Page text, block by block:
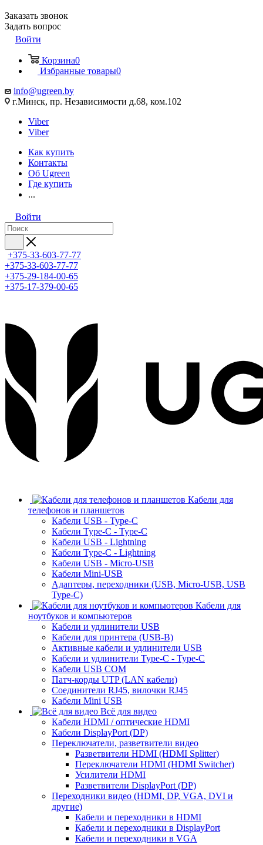
Заказать звонок
Задать вопрос
Войти
Корзина0
Избранные товары0
info@ugreen.by
г.Минск, пр. Независимости д.68, ком.102
Viber
Viber
Как купить
Контакты
Об Ugreen
Где купить
...
Войти
+375-33-603-77-77
+375-33-603-77-77
+375-29-184-00-65
+375-17-379-00-65
Кабели для
телефонов и планшетов
Кабели USB - Type-C
Кабели Type-C - Type-C
Кабели USB - Lightning
Кабели Type-C - Lightning
Кабели USB - Micro-USB
Кабели Mini-USB
Адаптеры, переходники (USB, Micro-USB, USB
Type-C)
Кабели для
ноутбуков и компьютеров
Кабели и удлинители USB
Кабели для принтера (USB-B)
Активные кабели и удлинители USB
Кабели и удлинители Type-C - Type-C
Кабели USB COM
Патч-корды UTP (LAN кабели)
Соединители RJ45, вилочки RJ45
Кабели Mini USB
Всё для видео
Кабели HDMI / оптические HDMI
Кабели DisplayPort (DP)
Переключатели, разветвители видео
Разветвители HDMI (HDMI Splitter)
Переключатели HDMI (HDMI Switcher)
Усилители HDMI
Разветвители DisplayPort (DP)
Переходники видео (HDMI, DP, VGA, DVI и
другие)
Кабели и переходники в HDMI
Кабели и переходники в DisplayPort
Кабели и переходники в VGA